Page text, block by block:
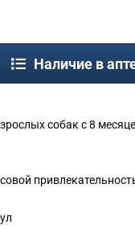
Наличие в
собак с 8